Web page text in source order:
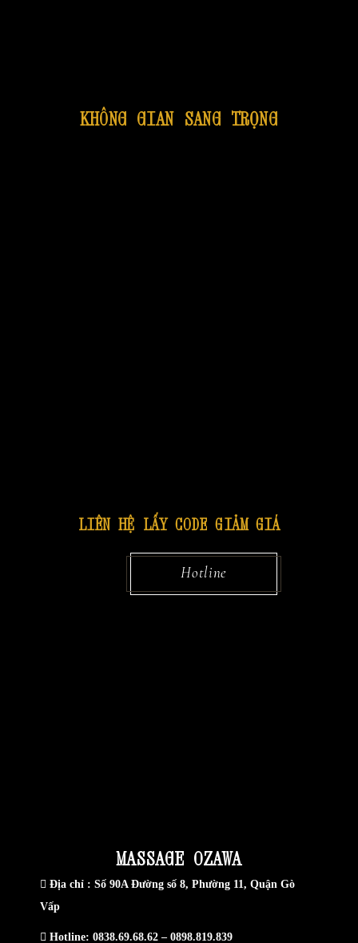
KHÔNG GIAN SANG TRỌNG
LIÊN HỆ LẤY CODE GIẢM GIÁ
Hotline
MASSAGE OZAWA
Địa chỉ : Số 90A Đường số 8, Phường 11, Quận Gò
Vấp
Hotline:0838.69.68.62 –0898.819.839